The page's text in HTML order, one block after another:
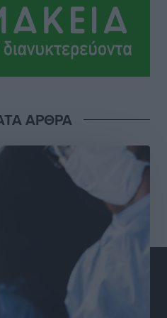
Ρόδου μετά την
Κορδίνα
της ΕΕ η προστασία
νησί είναι ένας
ΑΡΘΡΑ